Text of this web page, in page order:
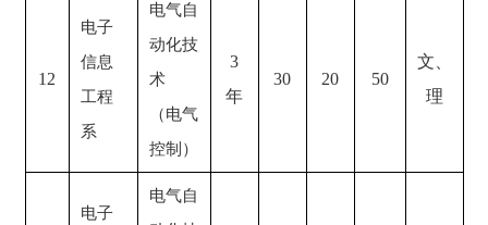
12
电子
信息
工程
系
电气自
动化技
术
（电气
控制）
3
年
30 20 50
文、
理
电子
电气自